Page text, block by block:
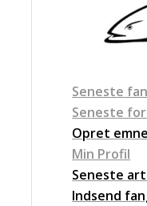
Seneste
Seneste
Opret emne
Min Profil
Seneste
Indsend